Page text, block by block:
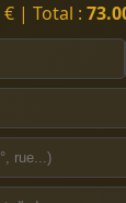
€ | Total :